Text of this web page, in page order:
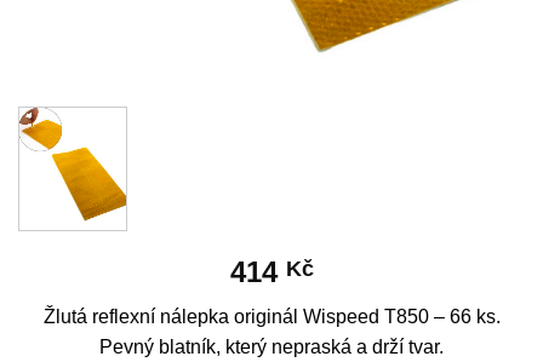
414 Kč
Žlutá reflexní nálepka originál Wispeed T850 – 66 ks.
Pevný blatník, který nepraská a drží tvar.